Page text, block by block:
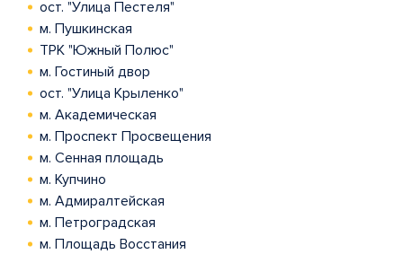
ост. "Улица Пестеля"
м. Пушкинская
ТРК "Южный Полюс"
м. Гостиный двор
ост. "Улица Крыленко"
м. Академическая
м. Проспект Просвещения
м. Сенная площадь
м. Купчино
м. Адмиралтейская
м. Петроградская
м. Площадь Восстания